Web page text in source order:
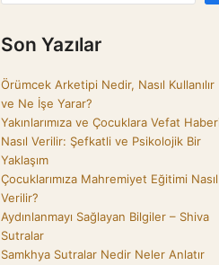
Son Yazılar
Örümcek Arketipi Nedir, Nasıl Kullanılır
ve Ne İşe Yarar?
Yakınlarımıza ve Çocuklara Vefat
Nasıl Verilir: Şefkatli ve Psikolojik Bir
Yaklaşım
Çocuklarımıza Mahremiyet Eğitimi Nasıl
Verilir?
Aydınlanmayı Sağlayan Bilgiler – Shiva
Sutralar
Samkhya Sutralar Nedir Neler Anlatır